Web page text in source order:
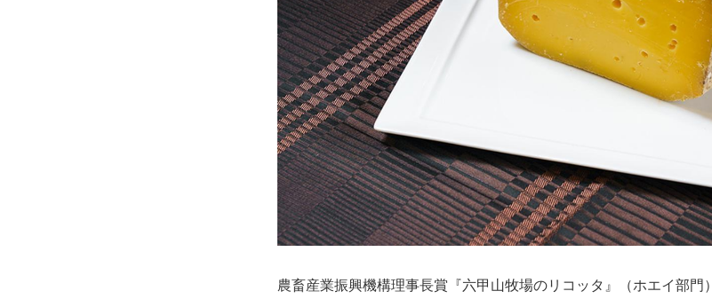
農畜産業振興機構理事長賞『六甲山牧場のリコッタ』（ホエイ部門）